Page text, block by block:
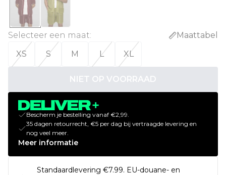
Selecteer een maat:
Maattabel
XS
S M L XL
NIET OP VOORRAAD
Bescherm je bestelling vanaf €2,99.
35 dagen retourrecht, €5 per dag bij vertraagde levering en
nog veel meer.
Meer informatie
Standaardlevering €7.99. EU-douane- en